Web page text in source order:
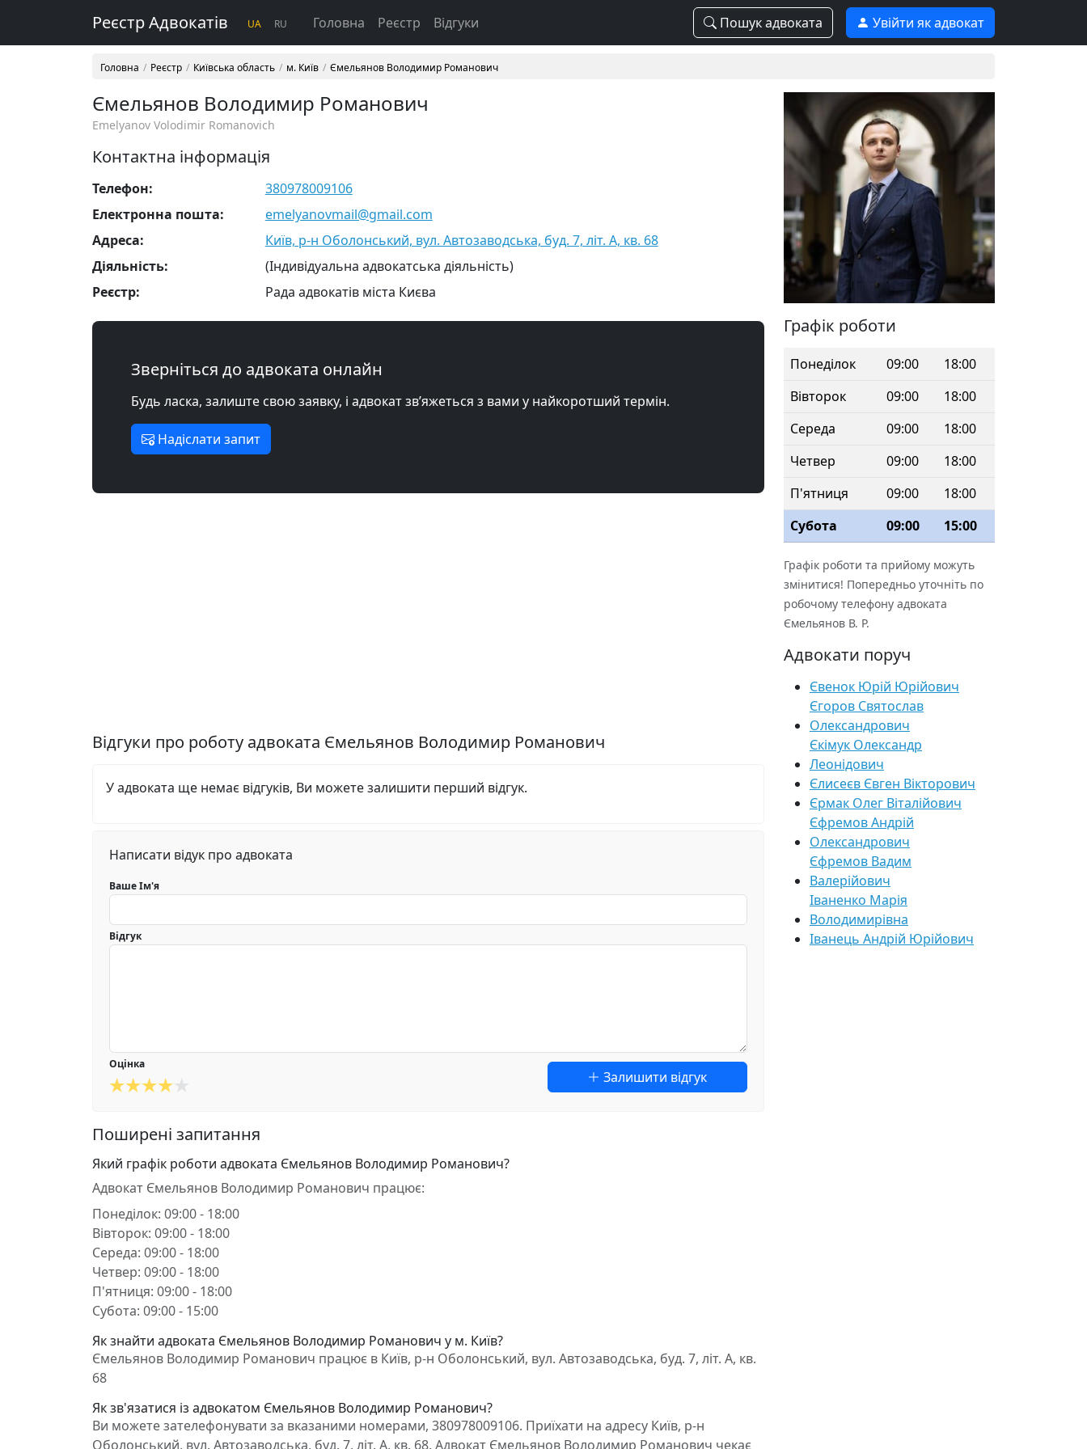
Реєстр Адвокатів UA RU Головна Реєстр Відгуки Пошук адвоката Увійти як адвокат
Головна Реєстр Київська область м. Київ Ємельянов Володимир Романович
Ємельянов Володимир Романович
Emelyanov Volodimir Romanovich
Контактна інформація
Телефон:
380978009106
Електронна пошта:
emelyanovmail@gmail.com
Адреса:
Київ, р-н Оболонський, вул. Автозаводська, буд. 7, літ. А, кв. 68
Діяльність:
(Індивідуальна адвокатська діяльність)
Реєстр:
Рада адвокатів міста Києва
Зверніться до адвоката онлайн
Будь ласка, залиште свою заявку, і адвокат зв’яжеться з вами у найкоротший термін.
Надіслати запит
Відгуки про роботу адвоката Ємельянов Володимир Романович
У адвоката ще немає відгуків, Ви можете залишити перший відгук.
Написати відук про адвоката
Ваше Ім'я
Відгук
Оцінка
Залишити відгук
Поширені запитання
Який графік роботи адвоката Ємельянов Володимир Романович?
Адвокат Ємельянов Володимир Романович працює:
Понеділок: 09:00 - 18:00
Вівторок: 09:00 - 18:00
Середа: 09:00 - 18:00
Четвер: 09:00 - 18:00
П'ятниця: 09:00 - 18:00
Субота: 09:00 - 15:00
Як знайти адвоката Ємельянов Володимир Романович у м. Київ?
Ємельянов Володимир Романович працює в Київ, р-н Оболонський, вул. Автозаводська, буд. 7, літ. А, кв.
68
Як зв'язатися із адвокатом Ємельянов Володимир Романович?
Ви можете зателефонувати за вказаними номерами, 380978009106. Приїхати на адресу Київ, р-н
Оболонський, вул. Автозаводська, буд. 7, літ. А, кв. 68. Адвокат Ємельянов Володимир Романович чекає
Графік роботи
Понеділок 09:00
18:00
Вівторок
09:00
18:00
Середа
09:00
18:00
Четвер
09:00
18:00
П'ятниця
09:00
18:00
Субота
09:00 15:00
Графік роботи та прийому можуть
змінитися! Попередньо уточніть по
робочому телефону адвоката
Ємельянов В. Р.
Адвокати поруч
Євенок Юрій Юрійович
Єгоров Святослав
Олександрович
Єкімук Олександр
Леонідович
Єлисеєв Євген Вікторович
Єрмак Олег Віталійович
Єфремов Андрій
Олександрович
Єфремов Вадим
Валерійович
Іваненко Марія
Володимирівна
Іванець Андрій Юрійович